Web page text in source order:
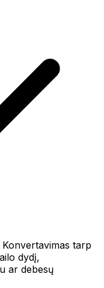
tarp
dydį,
ar debesų